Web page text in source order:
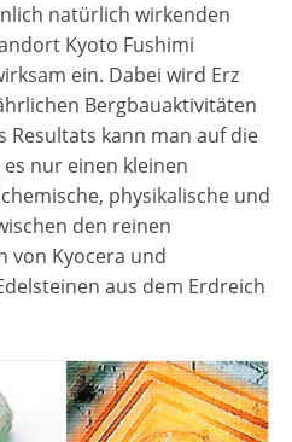
natürlich wirkenden
Kyoto Fushimi
ein. Dabei wird Erz
Bergbauaktivitäten
kann man auf die
nur einen kleinen
physikalische und
den reinen
von Kyocera und
aus dem Erdreich